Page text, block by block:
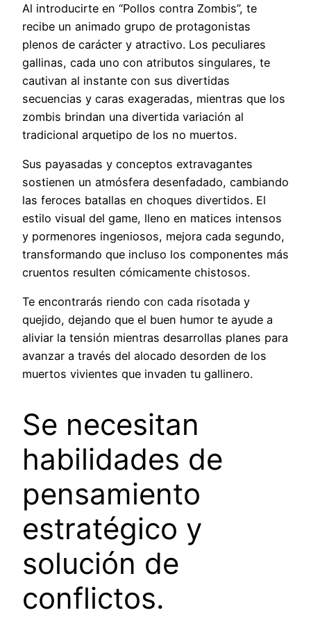
Al introducirte en “Pollos contra Zombis”, te
recibe un animado grupo de protagonistas
plenos de carácter y atractivo. Los peculiares
gallinas, cada uno con atributos singulares, te
cautivan al instante con sus divertidas
secuencias y caras exageradas, mientras que los
zombis brindan una divertida variación al
tradicional arquetipo de los no muertos.
Sus payasadas y conceptos extravagantes
sostienen un atmósfera desenfadado, cambiando
las feroces batallas en choques divertidos. El
estilo visual del game, lleno en matices intensos
y pormenores ingeniosos, mejora cada segundo,
transformando que incluso los componentes más
cruentos resulten cómicamente chistosos.
Te encontrarás riendo con cada risotada y
quejido, dejando que el buen humor te ayude a
aliviar la tensión mientras desarrollas planes para
avanzar a través del alocado desorden de los
muertos vivientes que invaden tu gallinero.
Se necesitan
habilidades de
pensamiento
estratégico y
solución de
conflictos.